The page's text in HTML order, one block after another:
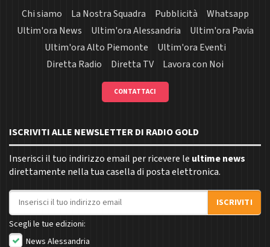
Chi siamo La Nostra Squadra Pubblicità
Whatsapp
Ultim'ora News
Ultim'ora Alessandria
Ultim'ora Pavia
Ultim'ora Alto Piemonte
Ultim'ora Eventi
Diretta Radio
Diretta TV Lavora con Noi
CONTATTACI
ISCRIVITI ALLE NEWSLETTER DI RADIO GOLD
Inserisci il tuo indirizzo email per ricevere le ultime news
direttamente nella tua casella di posta elettronica.
Indirizzo email
ISCRIVITI
Scegli le tue edizioni:
News Alessandria